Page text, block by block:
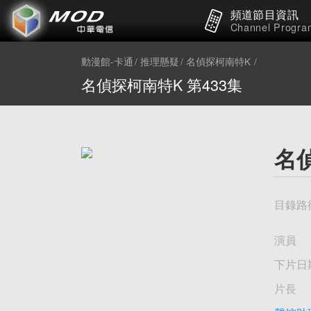
頻道節目資訊
Channel
動漫館-卡通 推理懸疑 名偵探柯南特K
名偵探柯南特K 第433集
名
目錄路
演員
下片日
片長